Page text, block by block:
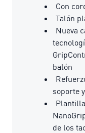
Con
Talón
Nueva
balón
soporte
de los